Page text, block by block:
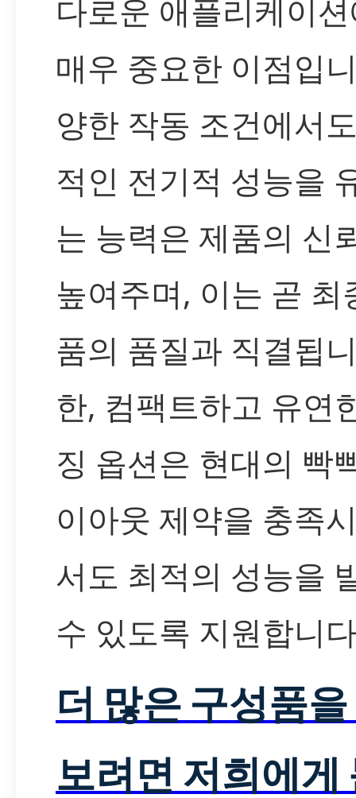
다로운 애플리케이
매우 중요한 이점입
양한 작동 조건에서
적인 전기적 성능을
는 능력은 제품의 신
높여주며, 이는 곧 최
품의 품질과 직결됩
한, 컴팩트하고 유연
징 옵션은 현대의 빡
이아웃 제약을 충족
서도 최적의 성능을
수 있도록 지원합니
더 많은 구성품
보려면 저희에게